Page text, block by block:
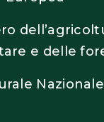
e delle
Nazionale